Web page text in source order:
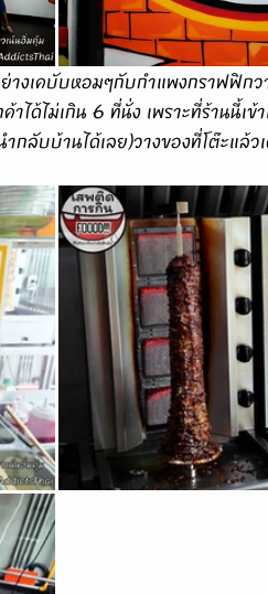
ด้ไม่เกิน 6 ที่นั่ง เพราะที่ร้านนี้เข้
ลับบ้านได้เลย)วางของที่โต๊ะแล้ว